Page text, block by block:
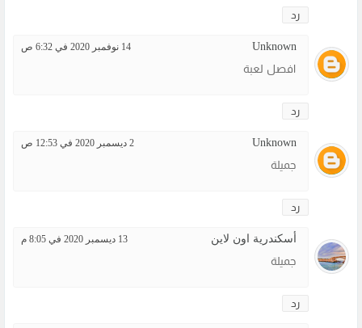
رد
Unknown 14 نوفمبر 2020 في 6:32 ص
افصل لعبة
رد
Unknown 2 ديسمبر 2020 في 12:53 ص
جميلة
رد
أسكندرية اون لاين 13 ديسمبر 2020 في 8:05 م
جميلة
رد